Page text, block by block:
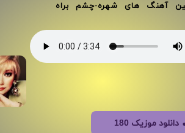
آهنگ های شهره-چشم براه
دانلود موزیک 180